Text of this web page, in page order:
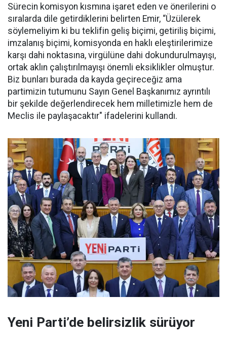
Sürecin komisyon kısmına işaret eden ve önerilerini o
sıralarda dile getirdiklerini belirten Emir, “Üzülerek
söylemeliyim ki bu teklifin geliş biçimi, getiriliş biçimi,
imzalanış biçimi, komisyonda en haklı eleştirilerimize
karşı dahi noktasına, virgülüne dahi dokundurulmayışı,
ortak aklın çalıştırılmayışı önemli eksiklikler olmuştur.
Biz bunları burada da kayda geçireceğiz ama
partimizin tutumunu Sayın Genel Başkanımız ayrıntılı
bir şekilde değerlendirecek hem milletimizle hem de
Meclis ile paylaşacaktır" ifadelerini kullandı.
Yeni Parti’de belirsizlik sürüyor